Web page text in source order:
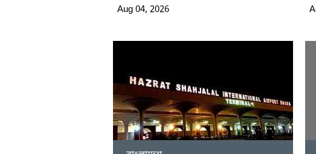
Aug 04, 2026